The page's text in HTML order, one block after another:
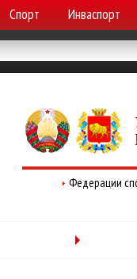
Спорт Инваспорт
Федерации